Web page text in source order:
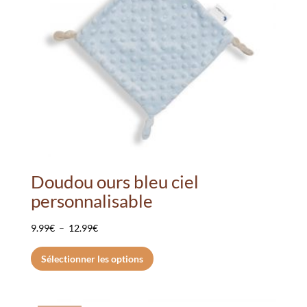
Doudou ours bleu ciel
personnalisable
9.99€ – 12.99€Plage
de
prix :
Sélectionner les options
produit